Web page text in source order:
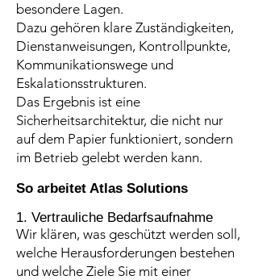
besondere Lagen.
Dazu gehören klare Zuständigkeiten,
Dienstanweisungen, Kontrollpunkte,
Kommunikationswege und
Eskalationsstrukturen.
Das Ergebnis ist eine
Sicherheitsarchitektur, die nicht nur
auf dem Papier funktioniert, sondern
im Betrieb gelebt werden kann.
So arbeitet Atlas Solutions
1. Vertrauliche Bedarfsaufnahme
Wir klären, was geschützt werden soll,
welche Herausforderungen bestehen
und welche Ziele Sie mit einer